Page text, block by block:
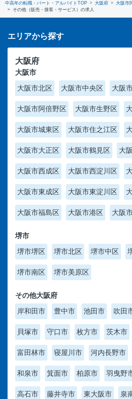
中高年の転職・パート・アルバイトTOP 大阪府
大阪市
その他（販売・接客・サービス）の求人
エリアから探す
大阪府
大阪市
大阪市北区
大阪市中央区 大阪
大阪市阿倍野区 大阪市生野区
大阪市城東区 大阪市住之江区
大阪市大正区 大阪市鶴見区 大
大阪市西成区 大阪市西淀川区
大阪市東成区 大阪市東淀川区
大阪市福島区 大阪市港区 大阪
堺市
堺市堺区
堺市北区 堺市中区
堺市南区 堺市美原区
その他大阪府
岸和田市
豊中市 池田市 吹田
貝塚市 守口市 枚方市 茨木市
富田林市 寝屋川市 河内長野市
和泉市 箕面市 柏原市 羽曳野
高石市 藤井寺市 東大阪市 泉